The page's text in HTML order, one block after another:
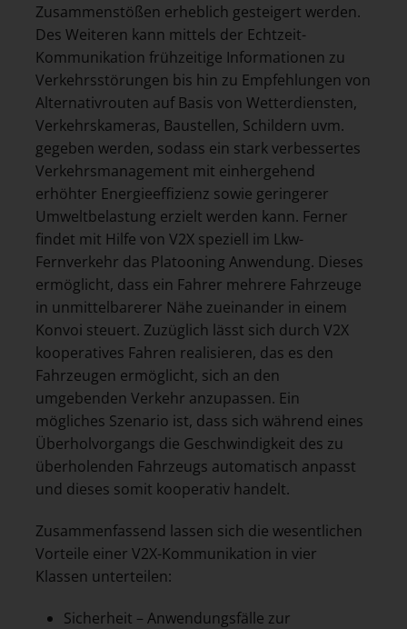
Zusammenstößen erheblich gesteigert werden.
Des Weiteren kann mittels der Echtzeit-
Kommunikation frühzeitige Informationen zu
Verkehrsstörungen bis hin zu Empfehlungen von
Alternativrouten auf Basis von Wetterdiensten,
Verkehrskameras, Baustellen, Schildern uvm.
gegeben werden, sodass ein stark verbessertes
Verkehrsmanagement mit einhergehend
erhöhter Energieeffizienz sowie geringerer
Umweltbelastung erzielt werden kann. Ferner
findet mit Hilfe von V2X speziell im Lkw-
Fernverkehr das Platooning Anwendung. Dieses
ermöglicht, dass ein Fahrer mehrere Fahrzeuge
in unmittelbarerer Nähe zueinander in einem
Konvoi steuert. Zuzüglich lässt sich durch V2X
kooperatives Fahren realisieren, das es den
Fahrzeugen ermöglicht, sich an den
umgebenden Verkehr anzupassen. Ein
mögliches Szenario ist, dass sich während eines
Überholvorgangs die Geschwindigkeit des zu
überholenden Fahrzeugs automatisch anpasst
und dieses somit kooperativ handelt.
Zusammenfassend lassen sich die wesentlichen
Vorteile einer V2X-Kommunikation in vier
Klassen unterteilen:
Sicherheit – Anwendungsfälle zur